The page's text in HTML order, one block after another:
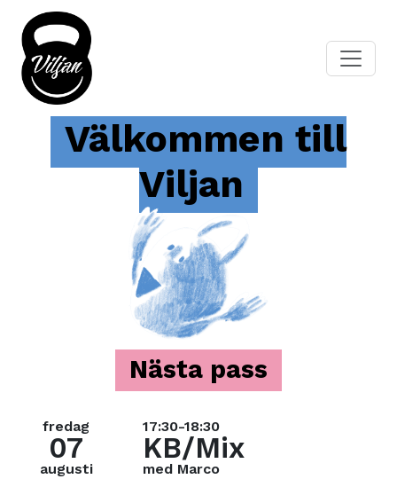
Välkommen till
Viljan
Nästa pass
fredag
07
augusti
17:30-18:30
KB/Mix
med Marco